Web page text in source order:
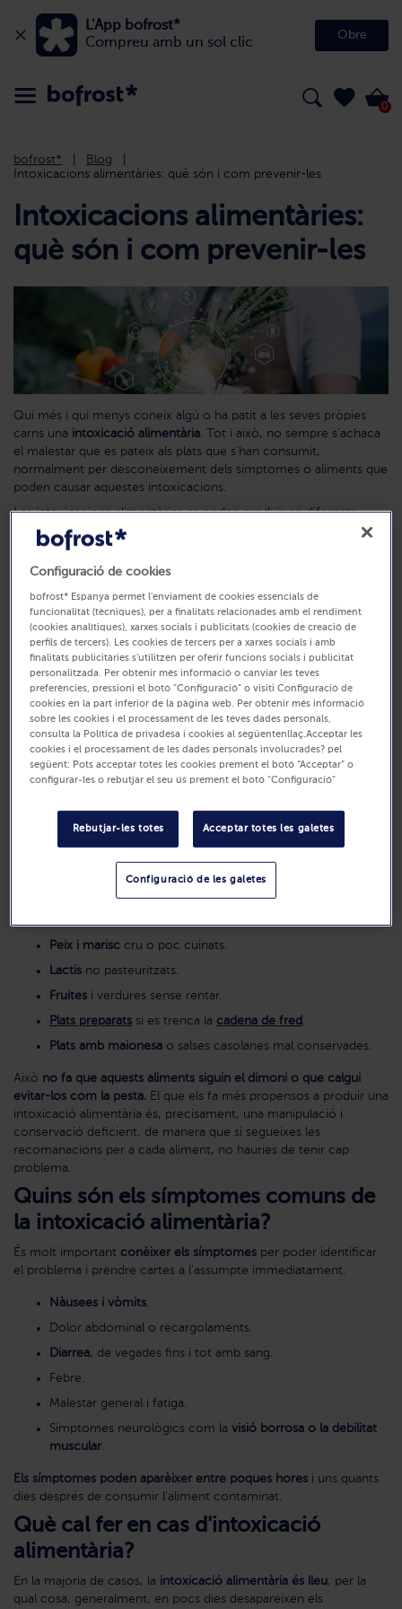
L'App bofrost*
Compreu amb un sol clic
Obre
0
bofrost*
Blog
Intoxicacions alimentàries: què són i com prevenir-les
Intoxicacions alimentàries:
què són i com prevenir-les
Qui més i qui menys coneix algú o ha patit a les seves pròpies
carns una intoxicació alimentària. Tot i això, no sempre s'achaca
el malestar que es pateix als plats que s'han consumit,
normalment per desconeixement dels símptomes o aliments que
poden causar aquestes intoxicacions.
Les intoxicacions alimentàries es poden produir en diferents
graus i, en alguns casos molt extrems,
pot causar fins a la mort
Per això, és important estar alerta, saber com actuar i, sobretot,
saber com prevenir el problema.
Què és una intoxicació alimentària?
L'afecció causada per la ingestió d'aliments o begudes
contaminadesper microorganismes com ara bacteris, virus o
paràsits, s'anomena intoxicació alimentària. També pot ser
provocada per substàncies químiques perjudicials per al cos
humà. Els patògens més comuns que provoquen intoxicacions
alimentàries són laSalmonella, Listeria monocytogenes, E. coli i
norovirus. Aquesta contaminació pot passar durant la producció,
manipulació, emmagatzematge o cocció dels aliments.
Quins aliments presenten més risc?
Entre els principals aliments méspropensos a causar
intoxicacions alimentàriessi no es manipulen adequadament es
pot trobar:
Carns crues o poc cuinades(especialment pollastre, carn
picada i hamburgueses).
Peix i marisc cru o poc cuinats.
Lactis no pasteuritzats.
Fruites i verdures sense rentar.
Plats preparats si es trenca la cadena de fred .
Plats amb maionesa o salses casolanes mal conservades.
Això no fa que aquests aliments siguin el dimoni o que calgui
evitar-los com la pesta. El que els fa més propensos a produir una
intoxicació alimentària és, precisament, una manipulació i
conservació deficient, de manera que si segueixes les
recomanacions per a cada aliment, no hauries de tenir cap
problema.
Quins són els símptomes comuns de
la intoxicació alimentària?
És molt important conèixer els símptomes per poder identificar
el problema i prendre cartes a l'assumpte immediatament.
Nàusees i vòmits.
Dolor abdominal o recargolaments.
Diarrea, de vegades fins i tot amb sang.
Febre.
Malestar general i fatiga.
Símptomes neurològics com la visió borrosa o la debilitat
muscular.
Els símptomes poden aparèixer entre poques hores i uns quants
dies després de consumir l'aliment contaminat.
Què cal fer en cas d'intoxicació
alimentària?
En la majoria de casos, la intoxicació alimentària és lleu, per la
qual cosa, generalment, en pocs dies desapareixen els
Configuració de cookies
bofrost* Espanya permet l'enviament de cookies essencials de
funcionalitat (tècniques), per a finalitats relacionades amb el rendiment
(cookies analítiques), xarxes socials i publicitats (cookies de creació de
perfils de tercers). Les cookies de tercers per a xarxes socials i amb
finalitats publicitàries s'utilitzen per oferir funcions socials i publicitat
personalitzada. Per obtenir més informació o canviar les teves
preferències, pressioni el botó "Configuració" o visiti Configuració de
cookies en la part inferior de la pàgina web. Per obtenir més informació
sobre les cookies i el processament de les teves dades personals,
consulta la Política de privadesa i cookies al següentenllaç.Acceptar les
cookies i el processament de les dades personals involucrades? pel
següent: Pots acceptar totes les cookies prement el botó “Acceptar” o
configurar-les o rebutjar el seu ús prement el botó "Configuració"
Rebutjar-les totes Acceptar totes les galetes
Configuració de les galetes